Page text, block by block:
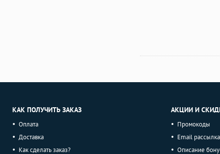
КАК ПОЛУЧИТЬ ЗАКАЗ
Оплата
Доставка
Как сделать заказ?
АКЦИИ И
Промокоды
Email рассылка
Описание